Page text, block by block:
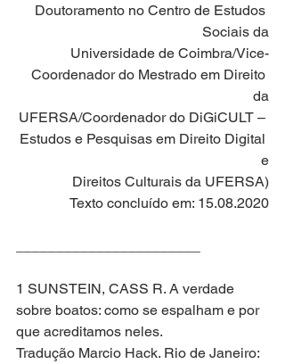
Doutoramento no Centro de Estudos
Sociais da
Universidade de Coimbra/Vice-
Coordenador do Mestrado em Direito
da
UFERSA/Coordenador do DiGiCULT –
Estudos e Pesquisas em Direito Digital
e
Direitos Culturais da UFERSA)
Texto concluído em: 15.08.2020
1 SUNSTEIN, CASS R. A verdade
sobre boatos: como se espalham e por
que acreditamos neles.
Tradução Marcio Hack. Rio de Janeiro: